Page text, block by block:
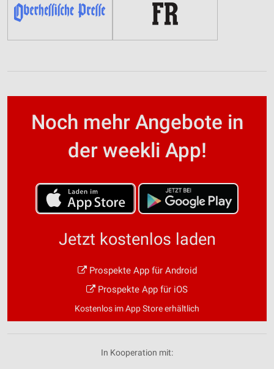
Noch mehr Angebote in
der weekli App!
Jetzt kostenlos laden
Prospekte App für Android
Prospekte App für iOS
Kostenlos im App Store erhältlich
In Kooperation mit: